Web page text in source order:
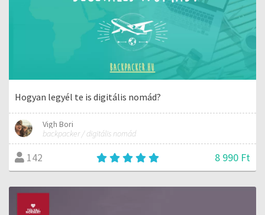
Hogyan legyél te is digitális nomád?
Vigh Bori
backpacker / digitális nomád
142 8 990 Ft